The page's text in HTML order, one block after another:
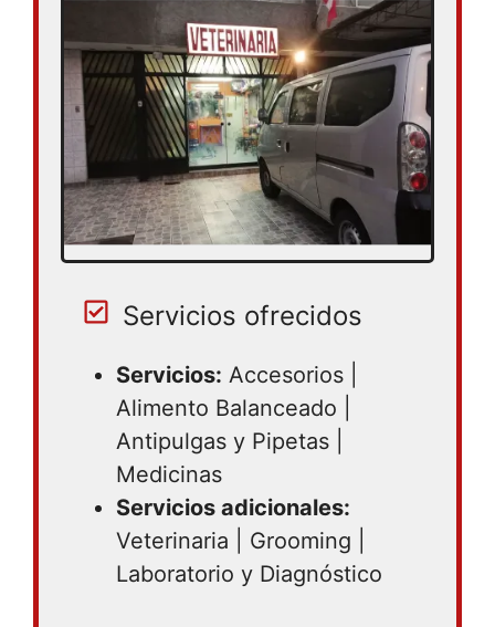
Sabado 09:00 – 20:00
Servicios ofrecidos
Servicios: Accesorios |
Alimento Balanceado |
Antipulgas y Pipetas |
Medicinas
Servicios adicionales:
Veterinaria | Grooming |
Laboratorio y Diagnóstico